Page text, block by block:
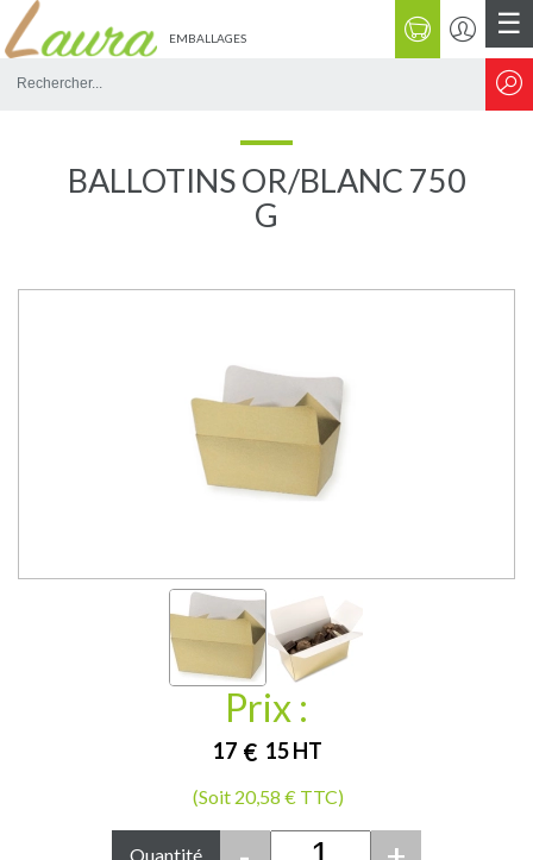
☰
EMBALLAGES
BALLOTINS OR/BLANC 750
G
Prix :
17 € 15HT
(Soit 20,58 € TTC)
Quantité